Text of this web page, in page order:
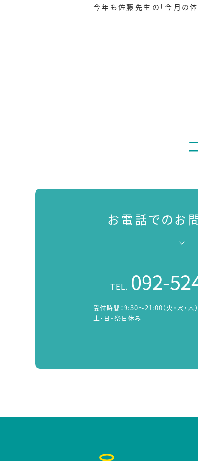
今年も佐藤先生の「今月の体
お電話でのお
TEL. 092-
受付時間：9:30～21:00（火・水・木
土・日・祭日休み